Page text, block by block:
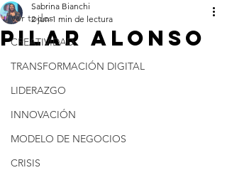
Ver todos
CREATIVIDAD
TRANSFORMACIÓN DIGITAL
LIDERAZGO
INNOVACIÓN
MODELO DE NEGOCIOS
CRISIS
PILAR ALONSO
Sabrina Bianchi
2 jun 1 min de lectura